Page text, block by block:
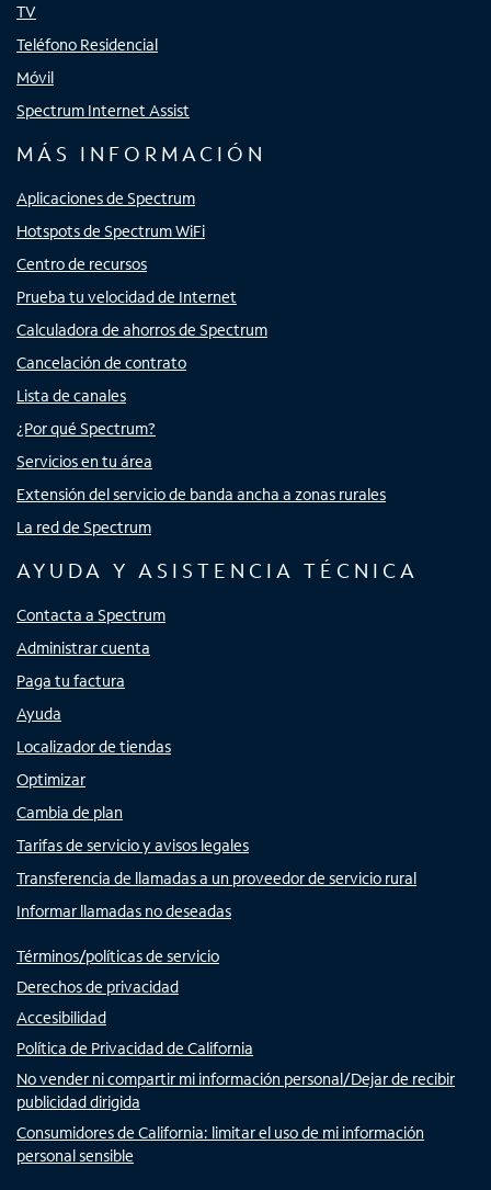
TV
Teléfono Residencial
Móvil
Spectrum Internet Assist
MÁS INFORMACIÓN
Aplicaciones de Spectrum
Hotspots de Spectrum WiFi
Centro de recursos
Prueba tu velocidad de Internet
Calculadora de ahorros de Spectrum
Cancelación de contrato
Lista de canales
¿Por qué Spectrum?
Servicios en tu área
Extensión del servicio de banda ancha a zonas rurales
La red de Spectrum
AYUDA Y ASISTENCIA TÉCNICA
Contacta a Spectrum
Administrar cuenta
Paga tu factura
Ayuda
Localizador de tiendas
Optimizar
Cambia de plan
Tarifas de servicio y avisos legales
Transferencia de llamadas a un proveedor de servicio rural
Informar llamadas no deseadas
Términos/políticas de servicio
Derechos de privacidad
Accesibilidad
Política de Privacidad de California
No vender ni compartir mi información personal/Dejar de recibir
publicidad dirigida
Consumidores de California: limitar el uso de mi información
personal sensible